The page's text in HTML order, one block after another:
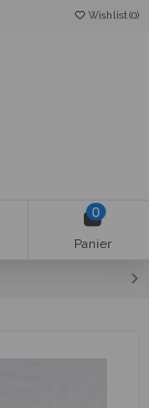
Wishlist (0)
0
Panier